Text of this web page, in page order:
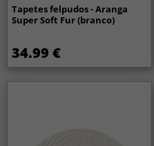
Tapetes felpudos - Aranga
Super Soft Fur (branco)
34.99 €